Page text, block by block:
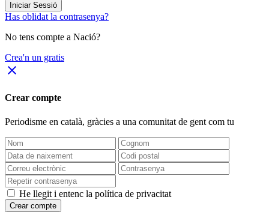
Iniciar Sessió
Has oblidat la contrasenya?
No tens compte a Nació?
Crea'n un gratis
close
Crear compte
Periodisme en català, gràcies a una comunitat de gent com tu
He llegit i entenc la política de privacitat
Crear compte